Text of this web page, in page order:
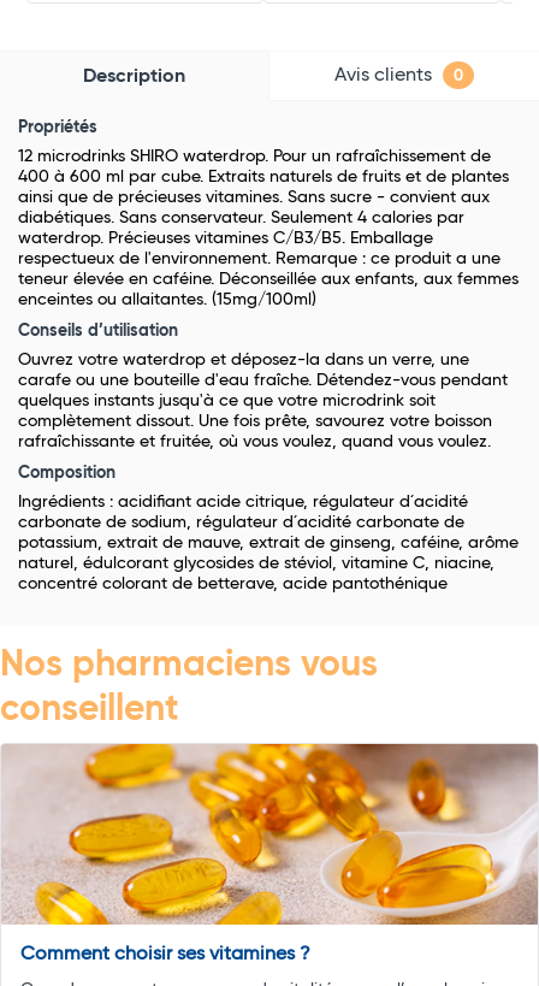
Description Avis clients 0
Propriétés
12 microdrinks SHIRO waterdrop. Pour un rafraîchissement de
400 à 600 ml par cube. Extraits naturels de fruits et de plantes
ainsi que de précieuses vitamines. Sans sucre - convient aux
diabétiques. Sans conservateur. Seulement 4 calories par
waterdrop. Précieuses vitamines C/B3/B5. Emballage
respectueux de l'environnement. Remarque : ce produit a une
teneur élevée en caféine. Déconseillée aux enfants, aux femmes
enceintes ou allaitantes. (15mg/100ml)
Conseils d’utilisation
Ouvrez votre waterdrop et déposez-la dans un verre, une
carafe ou une bouteille d'eau fraîche. Détendez-vous pendant
quelques instants jusqu'à ce que votre microdrink soit
complètement dissout. Une fois prête, savourez votre boisson
rafraîchissante et fruitée, où vous voulez, quand vous voulez.
Composition
Ingrédients : acidifiant acide citrique, régulateur d´acidité
carbonate de sodium, régulateur d´acidité carbonate de
potassium, extrait de mauve, extrait de ginseng, caféine, arôme
naturel, édulcorant glycosides de stéviol, vitamine C, niacine,
concentré colorant de betterave, acide pantothénique
Nos pharmaciens vous
conseillent
Comment choisir ses vitamines ?